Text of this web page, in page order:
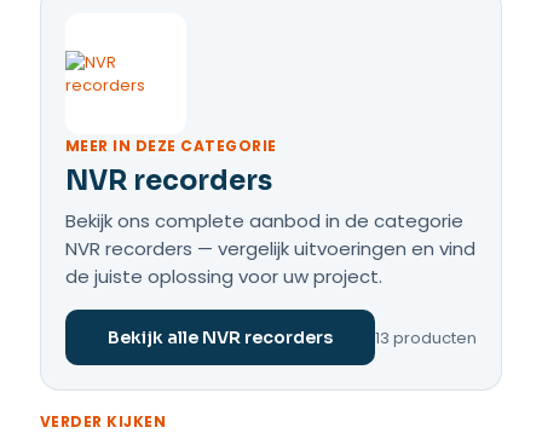
MEER IN DEZE CATEGORIE
NVR recorders
Bekijk ons complete aanbod in de categorie
NVR recorders — vergelijk uitvoeringen en vind
de juiste oplossing voor uw project.
Bekijk alle NVR recorders 13 producten
VERDER KIJKEN